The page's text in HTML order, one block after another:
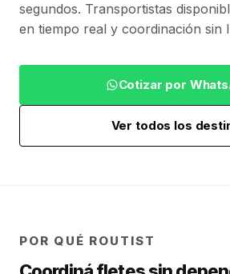
segundos. Transportistas
en tiempo real y coordinación sin
Cotizar por
Ver todos los
POR QUÉ ROUTIST